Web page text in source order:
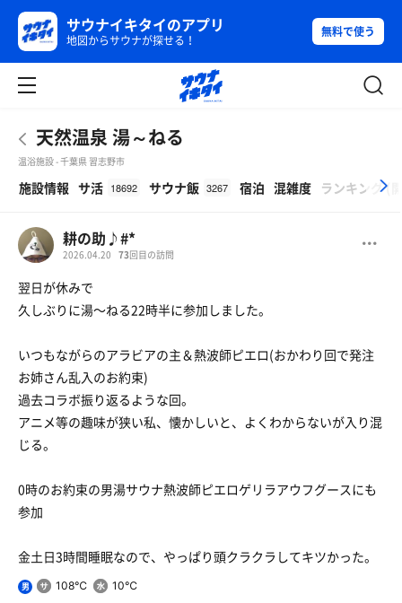
サウナイキタイのアプリ
地図からサウナが探せる！
無料で使う
天然温泉 湯～ねる
温浴施設 - 千葉県 習志野市
施設情報 サ活 18692 サウナ飯 3267 宿泊 混雑度 ランキング(
耕の助♪#*
2026.04.20 73回目の訪問
翌日が休みで
久しぶりに湯〜ねる22時半に参加しました。
いつもながらのアラビアの主＆熱波師ピエロ(おかわり回で発注
お姉さん乱入のお約束)
過去コラボ振り返るような回。
アニメ等の趣味が狭い私、懐かしいと、よくわからないが入り混
じる。
0時のお約束の男湯サウナ熱波師ピエロゲリラアウフグースにも
参加
金土日3時間睡眠なので、やっぱり頭クラクラしてキツかった。
男 108℃ 10℃